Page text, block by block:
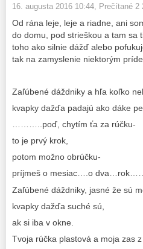
16. augusta 2016 10:44 , Prečítané 2
Od rána leje, leje a riadne, ani
do domu, pod strieškou a tam sa
toho ako silnie dážď alebo
tak na zamyslenie niektorým
Zaľúbené dáždniky a hľa koľko
kvapky dažďa padajú ako dáke
………..poď, chytím ťa za rúčku-
to je prvý krok,
potom možno obrúčku-
príjmeš o mesiac….o
Zaľúbené dáždniky, jasné že sú
kvapky dažďa suché sú,
ak si iba v okne.
Tvoja rúčka plastová a moja zas z